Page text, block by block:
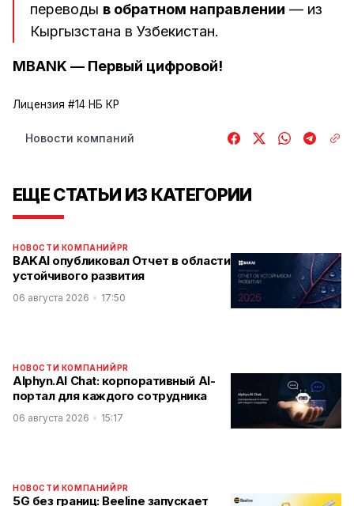
переводы в обратном направлении — из
Кыргызстана в Узбекистан.
MBANK — Первый цифровой!
Лицензия #14 НБ КР
Новости компаний
ЕЩЕ СТАТЬИ ИЗ КАТЕГОРИИ
НОВОСТИ КОМПАНИЙPR
BAKAI опубликовал Отчет в области
устойчивого развития
06 августа 2026 17:50
НОВОСТИ КОМПАНИЙPR
Alphyn.AI Chat: корпоративный AI-
портал для каждого сотрудника
06 августа 2026 15:17
НОВОСТИ КОМПАНИЙPR
5G без границ: Beeline запускает